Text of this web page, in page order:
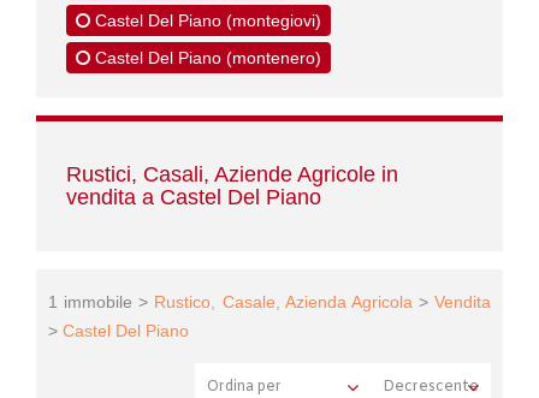
Castel Del Piano (montegiovi)
Castel Del Piano (montenero)
Rustici, Casali, Aziende Agricole in
vendita a Castel Del Piano
1 immobile > Rustico, Casale, Azienda Agricola > Vendita
> Castel Del Piano